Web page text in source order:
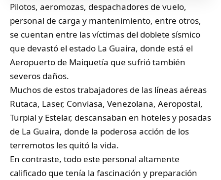
Pilotos, aeromozas, despachadores de vuelo,
personal de carga y mantenimiento, entre otros,
se cuentan entre las víctimas del doblete sísmico
que devastó el estado La Guaira, donde está el
Aeropuerto de Maiquetía que sufrió también
severos daños.
Muchos de estos trabajadores de las líneas aéreas
Rutaca, Laser, Conviasa, Venezolana, Aeropostal,
Turpial y Estelar, descansaban en hoteles y posadas
de La Guaira, donde la poderosa acción de los
terremotos les quitó la vida.
En contraste, todo este personal altamente
calificado que tenía la fascinación y preparación